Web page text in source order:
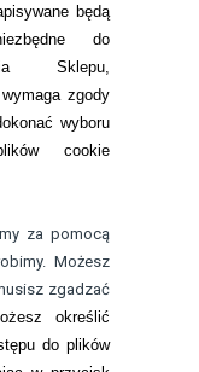
będą
do
Sklepu,
zgody
wyboru
cookie
za pomocą
Możesz
zgadzać
określić
do plików